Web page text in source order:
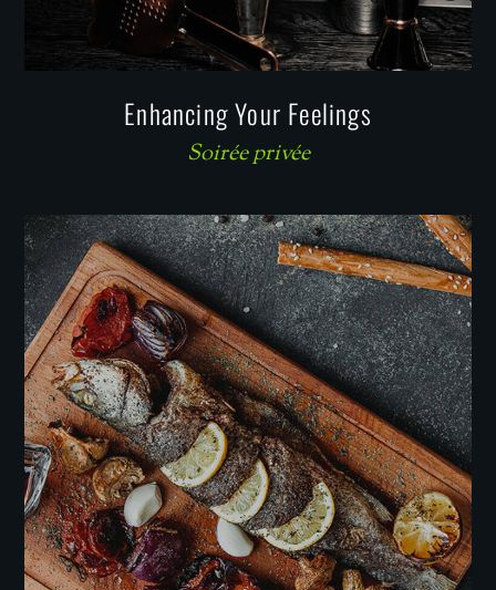
Enhancing Your Feelings
Soirée privée